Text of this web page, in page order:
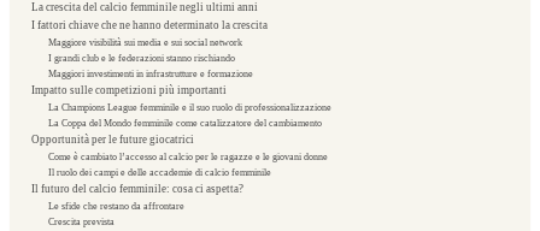
La crescita del calcio femminile negli ultimi anni
I fattori chiave che ne hanno determinato la crescita
Maggiore visibilità sui media e sui social network
I grandi club e le federazioni stanno rischiando
Maggiori investimenti in infrastrutture e formazione
Impatto sulle competizioni più importanti
La Champions League femminile e il suo ruolo di professionalizzazione
La Coppa del Mondo femminile come catalizzatore del cambiamento
Opportunità per le future giocatrici
Come è cambiato l’accesso al calcio per le ragazze e le giovani donne
Il ruolo dei campi e delle accademie di calcio femminile
Il futuro del calcio femminile: cosa ci aspetta?
Le sfide che restano da affrontare
Crescita prevista